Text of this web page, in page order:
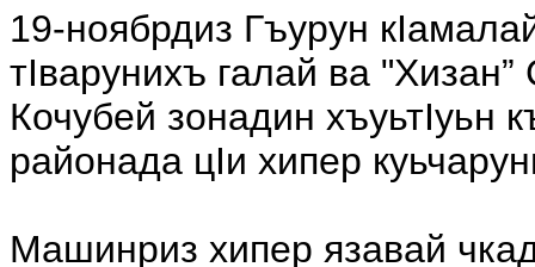
19-ноябрдиз Гъурун
тIварунихъ галай ва
Кочубей зонадин хъуьтIуьн
районада цIи хипер
Машинриз хипер язавай